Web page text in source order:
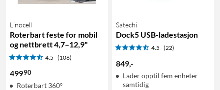
Linocell
Roterbart feste for mobil
og nettbrett 4,7–12,9"
4.5 (106)
49990
Roterbart 360°
Satechi
Dock5 USB-ladestasjon
4.5 (22)
849,-
Lader opptil fem enheter
samtidig